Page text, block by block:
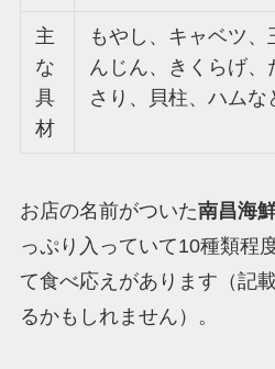
主
な
具
材
もやし、キャベツ
んじん、きくらげ
さり、貝柱、ハムな
お店の名前がついた南昌海
っぷり入っていて10種類程
て食べ応えがあります（記
るかもしれません）。